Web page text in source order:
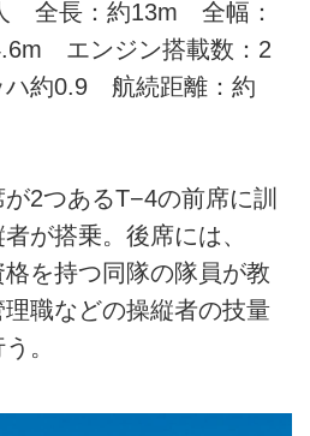
全長：約13m 全幅：
エンジン搭載数：2
約0.9 航続距離：約
2つあるT−4の前席に訓
が搭乗。後席には、
格を持つ同隊の隊員が教
職などの操縦者の技量
。